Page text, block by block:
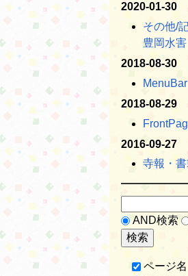
2020-01-30
その他​/
豊岡水害
2018-08-30
MenuBar
2018-08-29
2016-09-27
寺報・
AND検索
ページ名